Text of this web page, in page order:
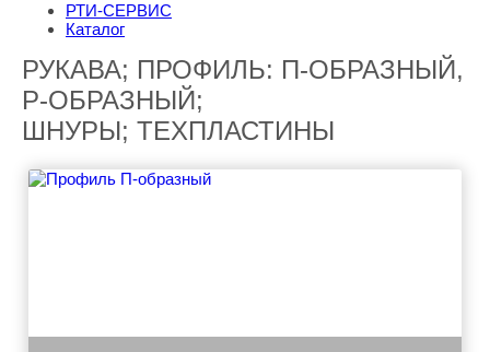
РТИ-СЕРВИС
Каталог
РУКАВА; ПРОФИЛЬ: П-ОБРАЗНЫЙ,
Р-ОБРАЗНЫЙ;
ШНУРЫ; ТЕХПЛАСТИНЫ